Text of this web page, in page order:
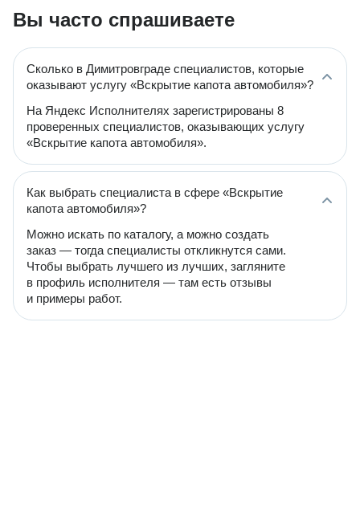
Вы часто спрашиваете
Сколько в Димитровграде специалистов, которые
оказывают услугу «Вскрытие капота автомобиля»?
На Яндекс Исполнителях зарегистрированы 8
проверенных специалистов, оказывающих услугу
«Вскрытие капота автомобиля».
Как выбрать специалиста в сфере «Вскрытие
капота автомобиля»?
Можно искать по каталогу, а можно создать
заказ — тогда специалисты откликнутся сами.
Чтобы выбрать лучшего из лучших, загляните
в профиль исполнителя — там есть отзывы
и примеры работ.